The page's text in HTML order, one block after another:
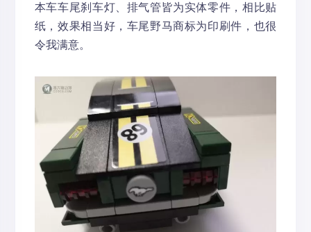
本车车尾刹车灯、排气管皆为实体零件，相比贴
纸，效果相当好，车尾野马商标为印刷件，也很
令我满意。